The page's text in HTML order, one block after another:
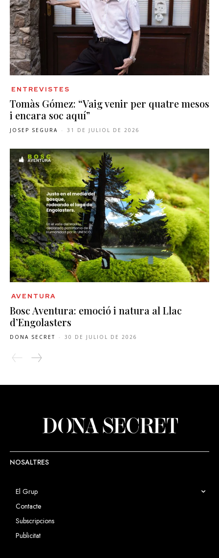
ENTREVISTES
Tomàs Gómez: “Vaig venir per quatre mesos
i encara soc aquí”
JOSEP SEGURA - 31 DE JULIOL DE 2026
AVENTURA
Bosc Aventura: emoció i natura al Llac
d’Engolasters
DONA SECRET - 30 DE JULIOL DE 2026
NOSALTRES
El Grup
Contacte
Subscripcions
Publicitat